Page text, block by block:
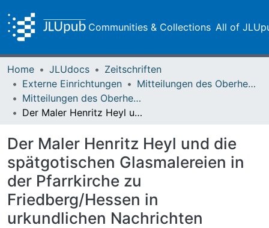
Communities & Collections All of
Home JLUdocs
Zeitschriften
Externe Einrichtungen
Mitteilungen des Oberhessischen Geschichtsvereins Gießen
Mitteilungen des Oberhessischen Geschichtsvereins Gießen Vol. 044 (1960)
Der Maler Henritz Heyl und die spätgotischen Glasmalereien in der Pfarrkirche zu Friedberg/Hessen in urkundlichen Nachrichten
Der Maler Henritz Heyl und die
spätgotischen Glasmalereien in
der Pfarrkirche zu
Friedberg/Hessen in
urkundlichen Nachrichten